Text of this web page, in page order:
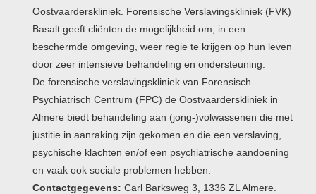
Oostvaarderskliniek. Forensische Verslavingskliniek (FVK)
Basalt geeft cliënten de mogelijkheid om, in een
beschermde omgeving, weer regie te krijgen op hun leven
door zeer intensieve behandeling en ondersteuning.
De forensische verslavingskliniek van Forensisch
Psychiatrisch Centrum (FPC) de Oostvaarderskliniek in
Almere biedt behandeling aan (jong-)volwassenen die met
justitie in aanraking zijn gekomen en die een verslaving,
psychische klachten en/of een psychiatrische aandoening
en vaak ook sociale problemen hebben.
Contactgegevens: Carl Barksweg 3, 1336 ZL Almere.